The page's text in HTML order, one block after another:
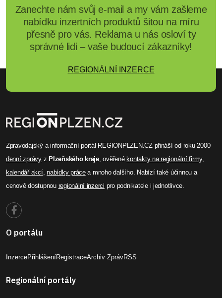
Zanechte nám svůj e-mail a my vám zašleme
nabídku inzertních produktů šitou na míru
přesně pro vás. Reklama u nás osloví ty
správné lidi – vaše budoucí zákazníky!
REGIONÁLNÍ INZERCE
Zpravodajský a informační portál REGIONPLZEN.CZ přináší od roku 2000
denní zprávyzPlzeňského kraje, ověřenékontakty na regionální firmy,
kalendář akcí,nabídky prácea mnoho dalšího. Nabízí také účinnou a
cenově dostupnou regionální inzerci pro podnikatele i jednotlivce.
O portálu
InzercePřihlášeníRegistraceArchiv ZprávRSS
Regionální portály